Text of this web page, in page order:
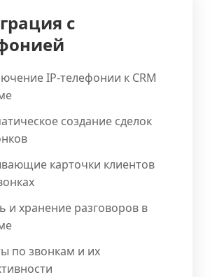
с
IP-телефонии к CRM
создание сделок
карточки клиентов
и хранение разговоров в
по звонкам и их